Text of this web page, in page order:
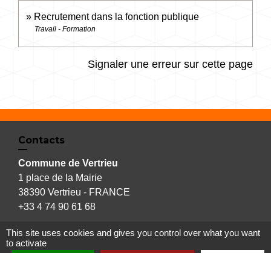
Recrutement dans la fonction publique
Travail - Formation
Signaler une erreur sur cette page
Contacts
Commune de Vertrieu
1 place de la Mairie
38390 Vertrieu - FRANCE
+33 4 74 90 61 68
This site uses cookies and gives you control over what you want
to activate